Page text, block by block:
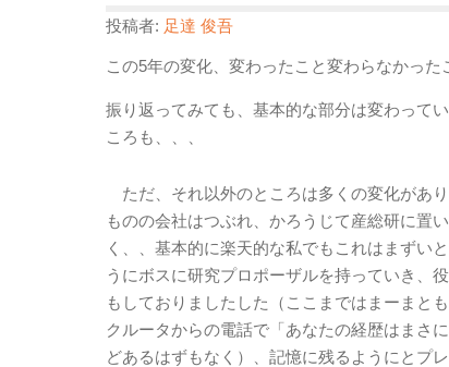
投稿者: 足達 俊吾
この5年の変化、変わったこと変わらなかった
振り返ってみても、基本的な部分は変わって
ころも、、、
ただ、それ以外のところは多くの変化があ
ものの会社はつぶれ、かろうじて産総研に置
く、、基本的に楽天的な私でもこれはまずい
うにボスに研究プロポーザルを持っていき、
もしておりましたした（ここまではまーまと
クルータからの電話で「あなたの経歴はまさ
どあるはずもなく）、記憶に残るようにとプ